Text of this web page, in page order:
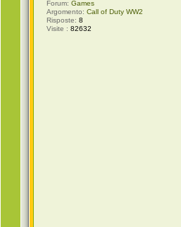
Forum: Games
Argomento: Call of Duty WW2
Risposte: 8
Visite : 82632